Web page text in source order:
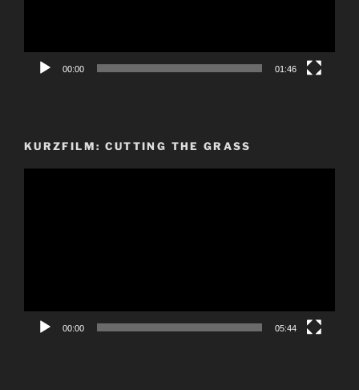
00:00 01:46
KURZFILM: CUTTING THE GRASS
00:00 05:44